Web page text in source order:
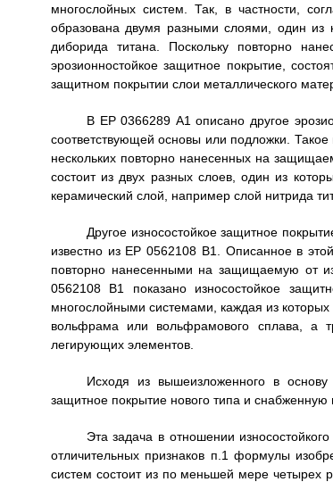
многослойных систем. Так, в частности,
образована двумя разными слоями, один из
диборида титана. Поскольку повторно
эрозионностойкое защитное покрытие,
защитном покрытии слои металлического
В ЕР 0366289 А1 описано другое
соответствующей основы или подложки.
нескольких повторно нанесенных на
состоит из двух разных слоев, один из
керамический слой, например слой нитрида
Другое износостойкое защитное
известно из ЕР 0562108 В1. Описанное в
повторно нанесенными на защищаемую от
0562108 В1 показано износостойкое
многослойными системами, каждая из которых
вольфрама или вольфрамового сплава, а
легирующих элементов.
Исходя из вышеизложенного в
защитное покрытие нового типа и
Эта задача в отношении
отличительных признаков п.1 формулы
систем состоит из по меньшей мере четырех